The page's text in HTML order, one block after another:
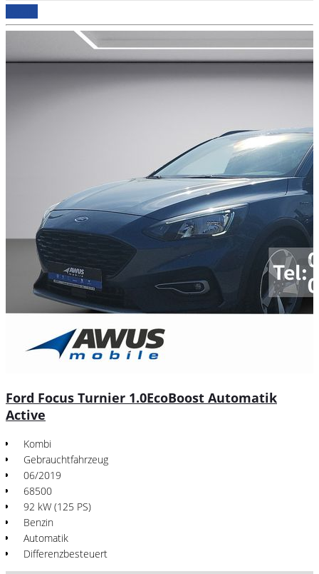
Ford Focus Turnier 1.0EcoBoost Automatik
Active
Kombi
Gebrauchtfahrzeug
06/2019
68500
92 kW (125 PS)
Benzin
Automatik
Differenzbesteuert